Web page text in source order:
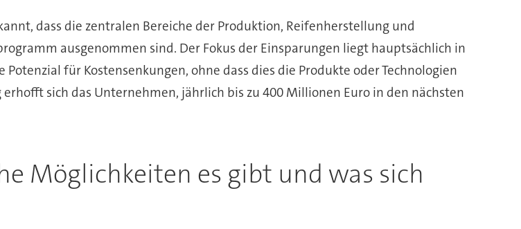
dass die zentralen Bereiche der Produktion, Reifenherstellung und
ausgenommen sind. Der Fokus der Einsparungen liegt hauptsächlich in
für Kostensenkungen, ohne dass dies die Produkte oder Technologien
sich das Unternehmen, jährlich bis zu 400 Millionen Euro in den nächsten
Möglichkeiten es gibt und was sich